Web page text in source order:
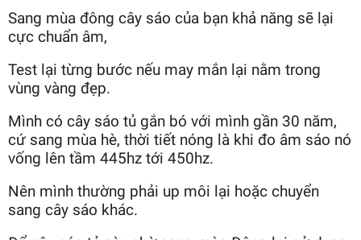
Sang mùa đông cây sáo của bạn khả năng sẽ lại
cực chuẩn âm,
Test lại từng bước nếu may mắn lại nằm trong
vùng vàng đẹp.
Mình có cây sáo tủ gắn bó với mình gần 30 năm,
cứ sang mùa hè, thời tiết nóng là khi đo âm sáo nó
vống lên tầm 445hz tới 450hz.
Nên mình thường phải up môi lại hoặc chuyển
sang cây sáo khác.